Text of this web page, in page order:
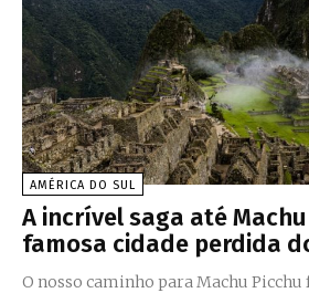
AMÉRICA DO SUL
A incrível saga até
famosa cidade perdida
O nosso caminho para Machu